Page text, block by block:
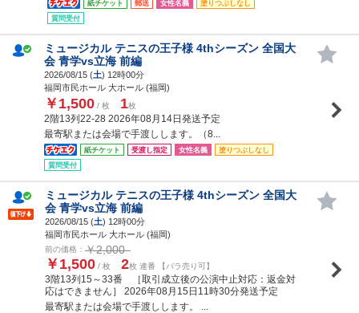
紙チケット 郵送 女性名義
塗りつぶしなし
質問受付
ミュージカル テニスの王子様 4thシーズン 全国大
会 青学vs立海 前編
2026/08/15 (土) 12時00分
福岡市民ホール 大ホール (福岡)
￥1,500 / 枚 1枚
2階13列22-28 2026年08月14日発送予定
最寄駅または会場で手渡しします。（8...
紙チケット 受渡し指定 女性名義
塗りつぶしなし
質問受付
ミュージカル テニスの王子様 4thシーズン 全国大
会 青学vs立海 前編
2026/08/15 (土) 12時00分
福岡市民ホール 大ホール (福岡)
前の価格： ￥2,000
￥1,500 / 枚 2枚 連番 【バラ売り可】
3階13列15～33番 ［取引成立後の公演中止対応：返金対
応はできません］ 2026年08月15日11時30分発送予定
最寄駅または会場で手渡しします。 ...